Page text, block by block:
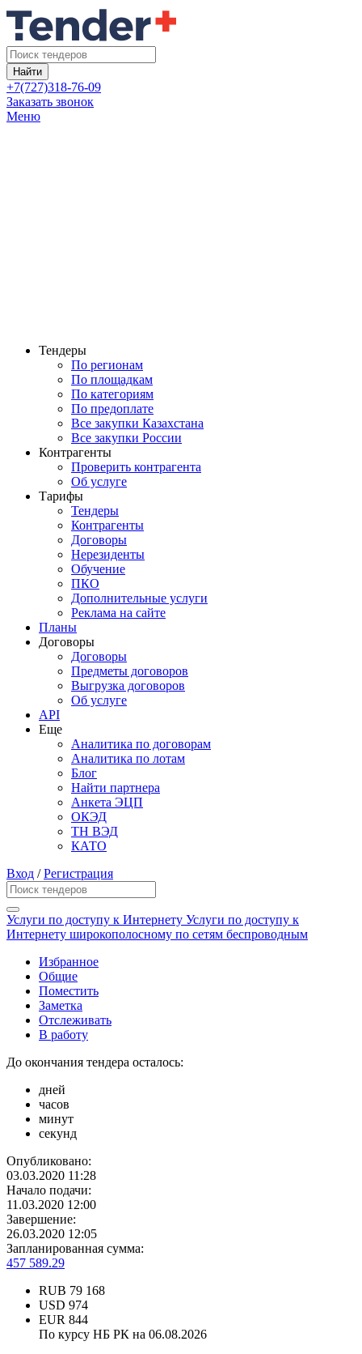
Найти
+7(727)318-76-09
Заказать звонок
Меню
Тендеры
По регионам
По площадкам
По категориям
По предоплате
Все закупки Казахстана
Все закупки России
Контрагенты
Проверить контрагента
Об услуге
Тарифы
Тендеры
Контрагенты
Договоры
Нерезиденты
Обучение
ПКО
Дополнительные услуги
Реклама на сайте
Планы
Договоры
Договоры
Предметы договоров
Выгрузка договоров
Об услуге
API
Еще
Аналитика по договорам
Аналитика по лотам
Блог
Найти партнера
Анкета ЭЦП
ОКЭД
ТН ВЭД
КАТО
Вход /Регистрация
Услуги по доступу к Интернету Услуги по доступу к
Интернету широкополосному по сетям беспроводным
Избранное
Общие
Поместить
Заметка
Отслеживать
В работу
До окончания тендера осталось:
дней
часов
минут
секунд
Опубликовано:
03.03.2020 11:28
Начало подачи:
11.03.2020 12:00
Завершение:
26.03.2020 12:05
Запланированная сумма:
457 589.29
RUB 79 168
USD 974
EUR 844
По курсу НБ РК на 06.08.2026